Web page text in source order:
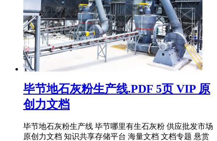
毕节地石灰粉生产线.PDF 5页 VIP 原
创力文档
毕节地石灰粉生产线 毕节哪里有生石灰粉 供应批发市场
原创力文档 知识共享存储平台 海量文档 文档专题 悬赏